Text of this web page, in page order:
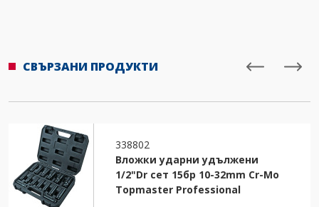
СВЪРЗАНИ ПРОДУКТИ
338802
Вложки ударни удължени
1/2"Dr сет 15бр 10-32mm Cr-Mo
Topmaster Professional